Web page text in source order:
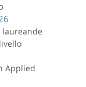
laureande
Applied